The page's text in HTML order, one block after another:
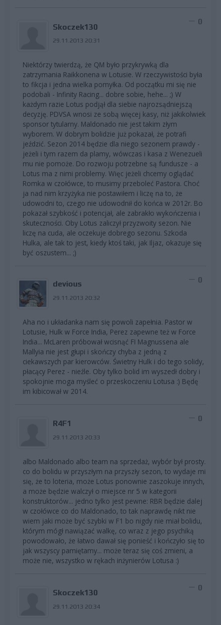
Skoczek130
29.11.2013 20:31
0
Niektórzy twierdzą, że QM było przykrywką dla
zatrzymania Raikkonena w Lotusie. W rzeczywistości była
to fikcja i jedna wielka pomyłka. Od początku mi się nie
podobali - Infinity Racing... dobre sobie, hehe... ;) W
każdym razie Lotus podjął dla siebie najrozsądniejszą
decyzję. PDVSA wnosi ze sobą więcej kasy, niż jakikolwiek
sponsor tytularny. Maldonado nie jest takim złym
wyborem. W dobrym bolidzie już pokazał, że potrafi
jeździć. Sezon 2014 będzie dla niego sezonem prawdy -
jeżeli i tym razem da plamy, wówczas i kasa z Wenezueli
mu nie pomoże. Do rozwoju potrzebne są fundusze - a
Lotus ma z nimi problemy. Więc jeżeli chcemy oglądać
Romka w czołówce, to musimy przeboleć Pastora. Choć
ja nad nim krzyżyka nie postawiłem i liczę na to, że
udowodni to, czego nie udowodnił do końca w 2012r. Bo
pokazał szybkość i potencjał, ale zabrakło wykończenia i
skuteczności. Oby Lotus zaliczył przyzwoity sezon. Nie
liczę na cuda, ale oczekuje dobrego sezonu. Szkoda
Hulka, ale tak to jest, kiedy ktoś taki, jak Iljaz, okazuje się
być oszustem... ;)
devious
29.11.2013 20:32
0
Aha no i układanka nam się powoli zapełnia. Pastor w
Lotusie, Hulk w Force India, Perez zapewne też w Force
India... McLaren próbował wcisnąć FI Magnussena ale
Mallyia nie jest głupi i skończy chyba z jedną z
ciekawszych par kierowców. Świetny Hulk i do tego solidy,
płacący Perez - nieźle. Oby tylko bolid im wyszedł dobry i
spokojnie moga myśleć o przeskoczeniu Lotusa :) Będę
im kibicował w 2014.
R4F1
29.11.2013 20:33
0
albo Maldonado albo team na sprzedaż, wybór był prosty.
co do bolidu w przyszłym na przyszły sezon, to wydaje mi
się, że to loteria, może Lotus ponownie zaszokuje innych,
a może będzie walczył o miejsce nr 5 w kategorii
konstruktorów... jedno tylko jest pewne: RBR będzie dalej
w czołówce co do Maldonado, to tak naprawdę nikt nie
wiem jaki może być szybki w F1 bo nigdy nie miał bolidu,
którym mógł nawiązać walkę, co wraz z jego psychiką
powodowało, że łatwo dawał się ponieść i kończyło się to
jak wszyscy pamiętamy... może teraz się coś zmieni, a
może nie, wszystko w rękach inżynierów Lotusa :)
Skoczek130
29.11.2013 20:34
0